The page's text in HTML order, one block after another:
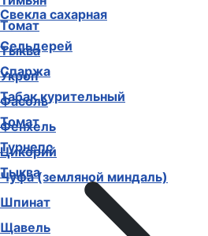
Томат
Тыква
Укроп
Фасоль
Фенхель
Цикорий
Чуфа (земляной миндаль)
Шпинат
Щавель
Свекла сахарная
Сельдерей
Спаржа
Табак курительный
Томат
Турнепс
Тыква